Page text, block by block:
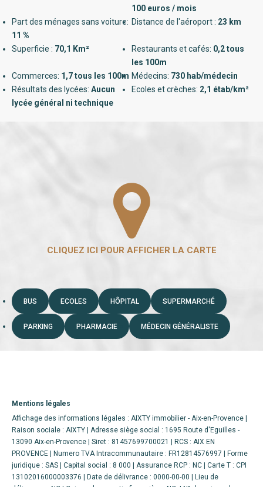
100 euros / mois
Part des ménages sans voiture:
11 %
Distance de l'aéroport : 23 km
Superficie : 70,1 Km² Restaurants et cafés: 0,2 tous
les 100m
Commerces: 1,7 tous les 100m Médecins: 730 hab/médecin
Résultats des lycées: Aucun
lycée général ni technique
Ecoles et crèches: 2,1 étab/km²
BUS ECOLES HÔPITAL SUPERMARCHÉ
PARKING PHARMACIE MÉDECIN GÉNÉRALISTE
Mentions légales
Affichage des informations légales : AIXTY immobilier - Aix-en-Provence |
Raison sociale : AIXTY | Adresse siège social : 1695 Route d'Eguilles -
13090 Aix-en-Provence | Siret : 81457699700021 | RCS : AIX EN
PROVENCE | Numero TVA Intracommunautaire : FR12814576997 | Forme
juridique : SAS | Capital social : 8 000 | Assurance RCP : NC | Carte T : CPI
13102016000003376 | Date de délivrance : 0000-00-00 | Lieu de